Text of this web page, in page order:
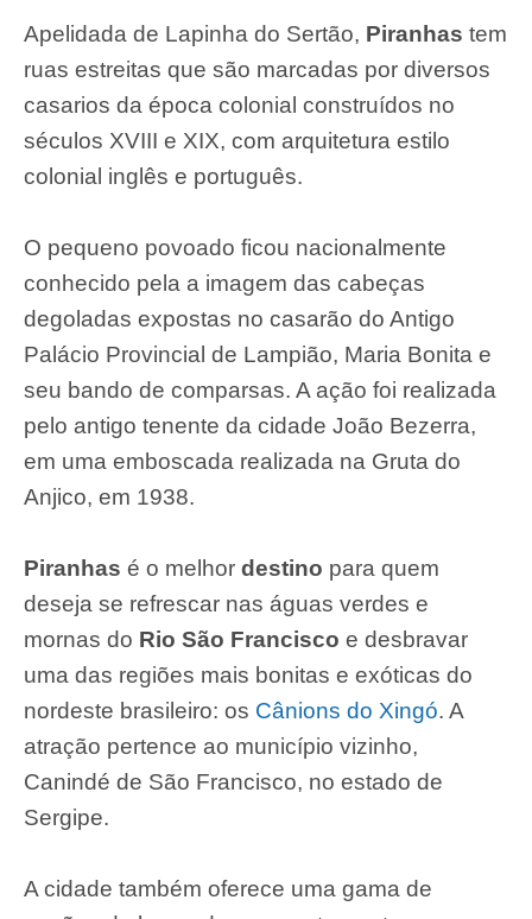
Apelidada de Lapinha do Sertão, Piranhas tem
ruas estreitas que são marcadas por diversos
casarios da época colonial construídos no
séculos XVIII e XIX, com arquitetura estilo
colonial inglês e português.
O pequeno povoado ficou nacionalmente
conhecido pela a imagem das cabeças
degoladas expostas no casarão do Antigo
Palácio Provincial de Lampião, Maria Bonita e
seu bando de comparsas. A ação foi realizada
pelo antigo tenente da cidade João Bezerra,
em uma emboscada realizada na Gruta do
Anjico, em 1938.
Piranhas é o melhor destino para quem
deseja se refrescar nas águas verdes e
mornas do Rio São Francisco e desbravar
uma das regiões mais bonitas e exóticas do
nordeste brasileiro: os Cânions do Xingó. A
atração pertence ao município vizinho,
Canindé de São Francisco, no estado de
Sergipe.
A cidade também oferece uma gama de